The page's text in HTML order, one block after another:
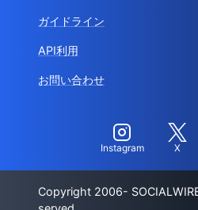
ガイドライン
API利用
お問い合わせ
Instagram X
Copyright 2006-